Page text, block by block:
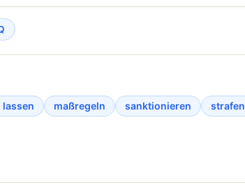
lassen maßregeln sanktionieren strafen